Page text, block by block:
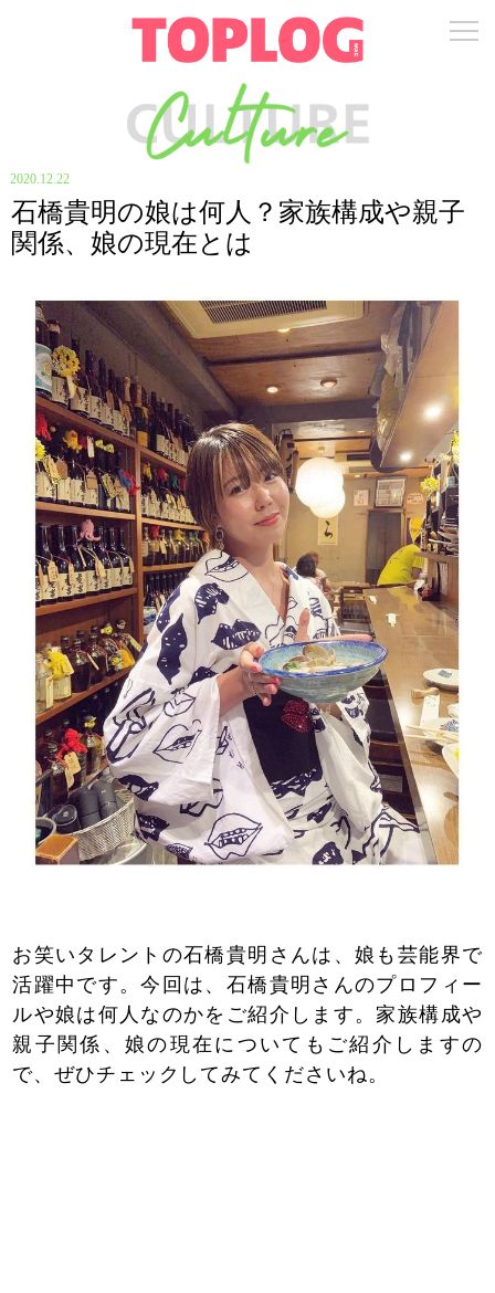
2020.12.22
石橋貴明の娘は何人？家族構成や親子
関係、娘の現在とは
お笑いタレントの石橋貴明さんは、娘も芸能界で
活躍中です。今回は、石橋貴明さんのプロフィー
ルや娘は何人なのかをご紹介します。家族構成や
親子関係、娘の現在についてもご紹介しますの
で、ぜひチェックしてみてくださいね。